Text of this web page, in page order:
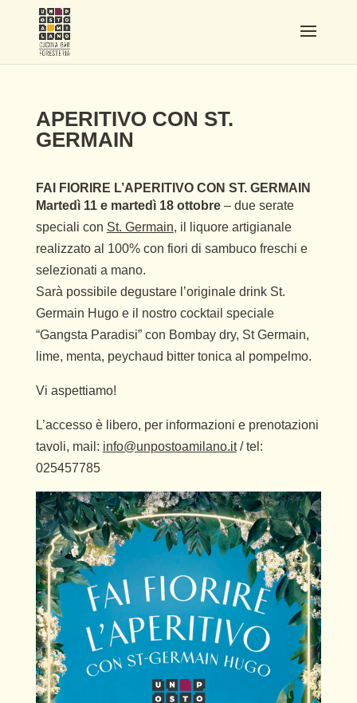
APERITIVO CON ST.
GERMAIN
FAI FIORIRE L’APERITIVO CON ST. GERMAIN
Martedì 11 e martedì 18 ottobre– due serate
speciali con St. Germain, il liquore artigianale
realizzato al 100% con fiori di sambuco freschi e
selezionati a mano.
Sarà possibile degustare l’originale drink St.
Germain Hugo e il nostro cocktail speciale
“Gangsta Paradisi” con Bombay dry, St Germain,
lime, menta, peychaud bitter tonica al pompelmo.
Vi aspettiamo!
L’accesso è libero, per informazioni e prenotazioni
tavoli, mail: info@unpostoamilano.it/ tel:
025457785